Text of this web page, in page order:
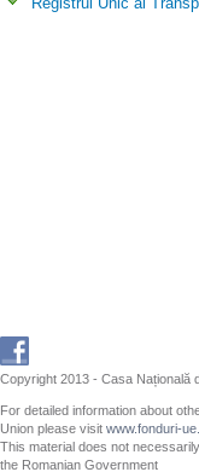
Copyright 2013 - Casa Națională
For detailed information about
Union please visit www.fonduri-
This material does not
the Romanian Government